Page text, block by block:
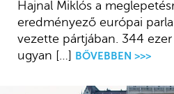
Hajnal Miklós a
eredményező európai
vezette pártjában. 344
ugyan […]
BŐVEBBEN >>>